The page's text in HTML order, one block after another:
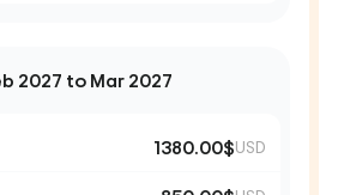
2027 to Mar 2027
1380.00$USD